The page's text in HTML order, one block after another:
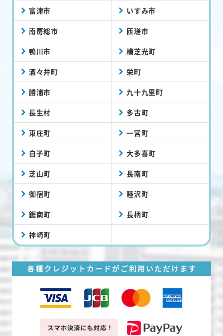
富津市 いすみ市
南房総市 匝瑳市
鴨川市 横芝光町
酒々井町 栄町
勝浦市 九十九里町
長生村 多古町
東庄町 一宮町
白子町 大多喜町
芝山町 長南町
御宿町 睦沢町
鋸南町 長柄町
神崎町